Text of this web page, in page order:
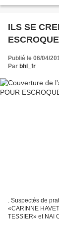
ILS SE
Publié le 06/04/
Par bhl_fr
. Suspectés de
«CARINNE
TESSIER» et NAI